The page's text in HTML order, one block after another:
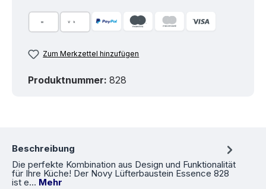
Zum Merkzettel hinzufügen
Produktnummer: 828
Beschreibung
Die perfekte Kombination aus Design und Funktionalität
für Ihre Küche! Der Novy Lüfterbaustein Essence 828
ist e… Mehr